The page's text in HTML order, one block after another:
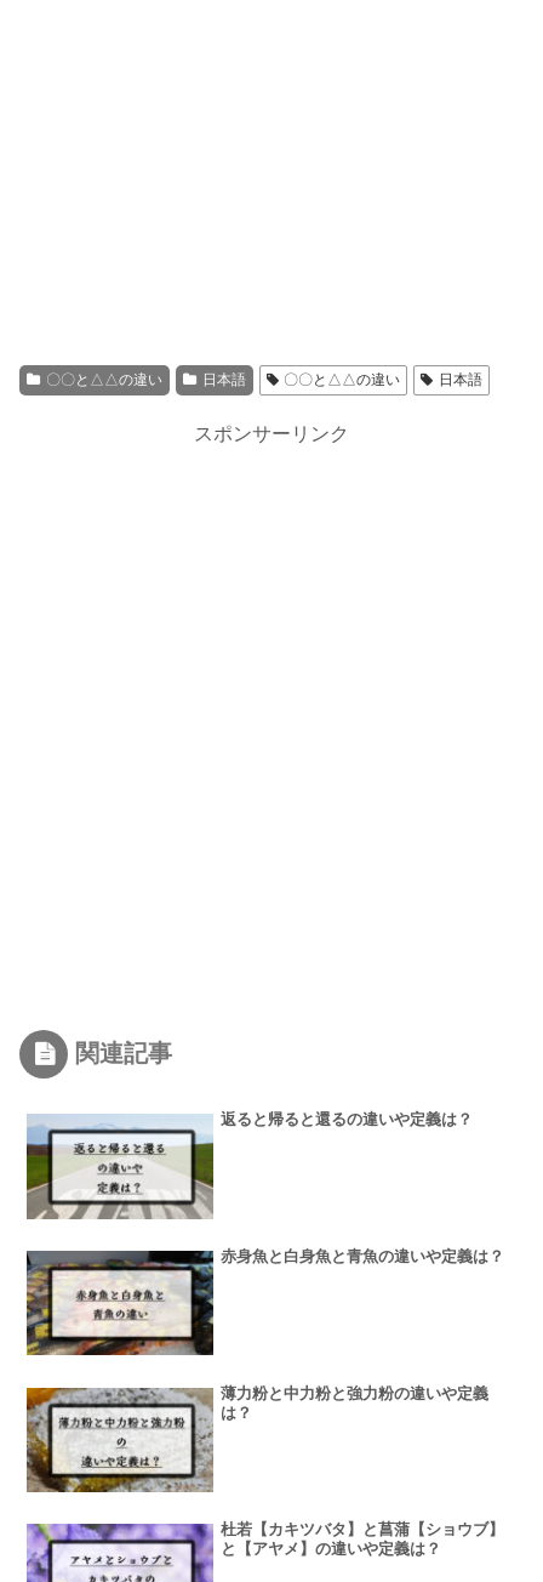
〇〇と△△の違い 日本語 〇〇と△△の違い 日本語
スポンサーリンク
関連記事
返ると帰ると還るの違いや定義は？
赤身魚と白身魚と青魚の違いや定義は？
薄力粉と中力粉と強力粉の違いや定義
は？
杜若【カキツバタ】と菖蒲【ショウブ】
と【アヤメ】の違いや定義は？